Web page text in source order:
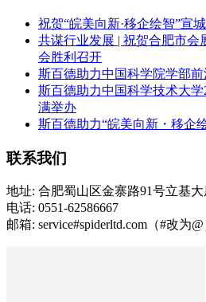
祝贺“皖美向新·移企绘智”宣
共谋行业发展 | 祝贺合肥市会
会胜利召开
斯百德助力中国科学院学部前
斯百德助力中国科学技术大
满举办
斯百德助力“皖美向新・移企
联系我们
地址: 合肥蜀山区金寨路91号立基
电话: 0551-62586667
邮箱: service#spiderltd.com（#改为@